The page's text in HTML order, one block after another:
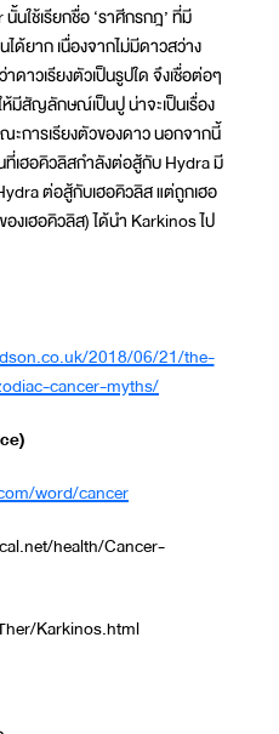
นใช้เรียกชื่อ ‘ราศีกรกฎ’ ที่มี
ยาก เนื่องจากไม่มีดาวสว่าง
ดาวเรียงตัวเป็นรูปใด จึงเชื่อต่อๆ
สัญลักษณ์เป็นปู น่าจะเป็นเรื่อง
ะการเรียงตัวของดาว นอกจากนี้
เฮอคิวลิสกำลังต่อสู้กับ Hydra มี
ต่อสู้กับเฮอคิวลิส แต่ถูกเฮอ
งเฮอคิวลิส) ได้นำ Karkinos ไป
2018/06/21/the-
cancer-myths/
word/cancer
health/Cancer-
Karkinos.html